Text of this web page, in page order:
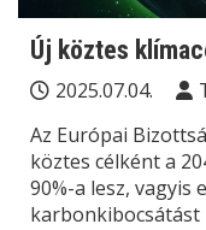
Új köztes
2025.07.04.
Az Európai
köztes célként a
90%-a lesz, vagyis
karbonkibocsátást